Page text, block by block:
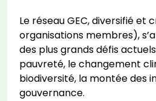
Le réseau GEC, diversifié et
organisations membres),
des plus grands défis
pauvreté, le changement
biodiversité, la montée des
gouvernance.